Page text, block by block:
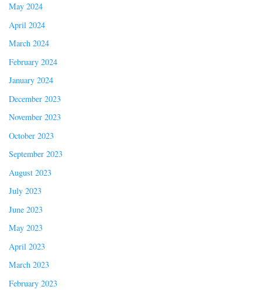
May 2024
April 2024
March 2024
February 2024
January 2024
December 2023
November 2023
October 2023
September 2023
August 2023
July 2023
June 2023
May 2023
April 2023
March 2023
February 2023